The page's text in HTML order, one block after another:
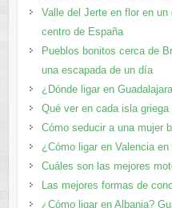
Valle del Jerte en flor en
centro de España
Pueblos bonitos cerca de
una escapada de un día
¿Dónde ligar en
Qué ver en cada isla
Cómo seducir a una mujer
¿Cómo ligar en Valencia
Cuáles son las mejores
Las mejores formas de
¿Cómo ligar en Albania?